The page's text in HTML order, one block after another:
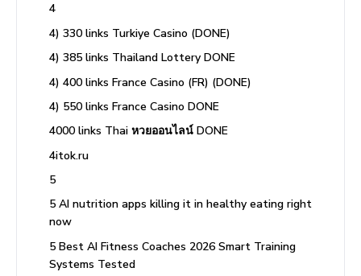
4
4) 330 links Turkiye Casino (DONE)
4) 385 links Thailand Lottery DONE
4) 400 links France Casino (FR) (DONE)
4) 550 links France Casino DONE
4000 links Thai หวยออนไลน์ DONE
4itok.ru
5
5 AI nutrition apps killing it in healthy eating right
now
5 Best AI Fitness Coaches 2026 Smart Training
Systems Tested